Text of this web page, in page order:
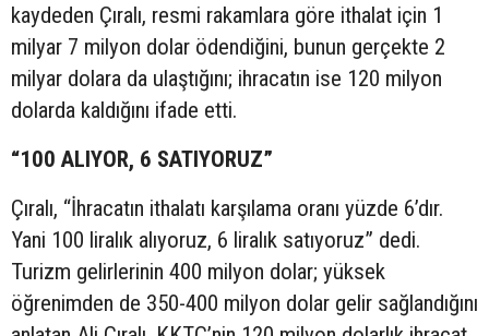
kaydeden Çıralı, resmi rakamlara göre ithalat için 1
milyar 7 milyon dolar ödendiğini, bunun gerçekte 2
milyar dolara da ulaştığını; ihracatın ise 120 milyon
dolarda kaldığını ifade etti.
“100 ALIYOR, 6 SATIYORUZ”
Çıralı, “İhracatın ithalatı karşılama oranı yüzde 6’dır.
Yani 100 liralık alıyoruz, 6 liralık satıyoruz” dedi.
Turizm gelirlerinin 400 milyon dolar; yüksek
öğrenimden de 350-400 milyon dolar gelir sağlandığını